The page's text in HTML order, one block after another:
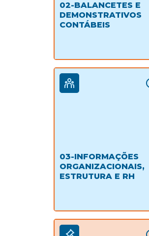
02-BALANCETES E
DEMONSTRATIVOS
CONTÁBEIS
03-INFORMAÇÕES
ORGANIZACIONAIS,
ESTRUTURA E RH